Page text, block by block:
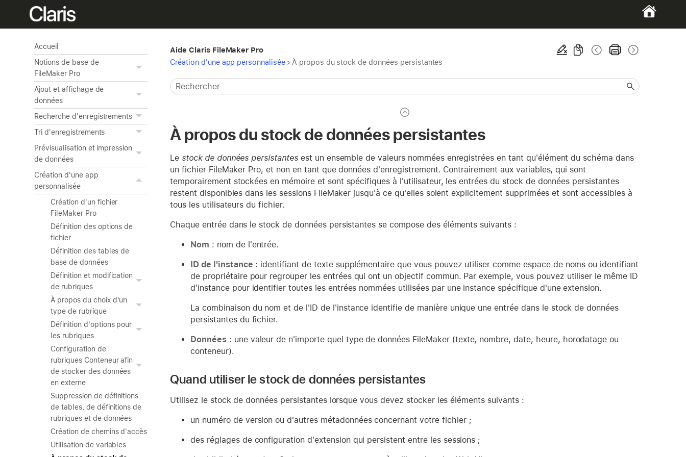
Accueil
Notions de base de
FileMaker Pro
Ajout et affichage de
données
Recherche d'enregistrements
Tri d'enregistrements
Prévisualisation et impression
de données
Création d'une app
personnalisée
Création d'un fichier
FileMaker Pro
Définition des options de
fichier
Définition des tables de
base de données
Définition et modification
de rubriques
À propos du choix d'un
type de rubrique
Définition d'options pour
les rubriques
Configuration de
rubriques Conteneur afin
de stocker des données
en externe
Suppression de définitions
de tables, de définitions de
rubriques et de données
Création de chemins d'accès
Utilisation de variables
Aide Claris FileMaker Pro
Création d'une app personnalisée> À propos du stock de données persistantes
À propos du stock de données persistantes
Le stock de données persistantesest un ensemble de valeurs nommées enregistrées en tant qu'élément du schéma dans
un fichier FileMaker Pro, et non en tant que données d'enregistrement. Contrairement aux variables, qui sont
temporairement stockées en mémoire et sont spécifiques à l'utilisateur, les entrées du stock de données persistantes
restent disponibles dans les sessions FileMaker jusqu'à ce qu'elles soient explicitement supprimées et sont accessibles à
tous les utilisateurs du fichier.
Chaque entrée dans le stock de données persistantes se compose des éléments suivants :
Nom : nom de l'entrée.
ID de l'instance : identifiant de texte supplémentaire que vous pouvez utiliser comme espace de noms ou identifiant
de propriétaire pour regrouper les entrées qui ont un objectif commun. Par exemple, vous pouvez utiliser le même ID
d'instance pour identifier toutes les entrées nommées utilisées par une instance spécifique d'une extension.
La combinaison du nom et de l'ID de l'instance identifie de manière unique une entrée dans le stock de données
persistantes du fichier.
Données: une valeur de n'importe quel type de données FileMaker (texte, nombre, date, heure, horodatage ou
conteneur).
Quand utiliser le stock de données persistantes
Utilisez le stock de données persistantes lorsque vous devez stocker les éléments suivants :
un numéro de version ou d'autres métadonnées concernant votre fichier ;
des réglages de configuration d'extension qui persistent entre les sessions ;